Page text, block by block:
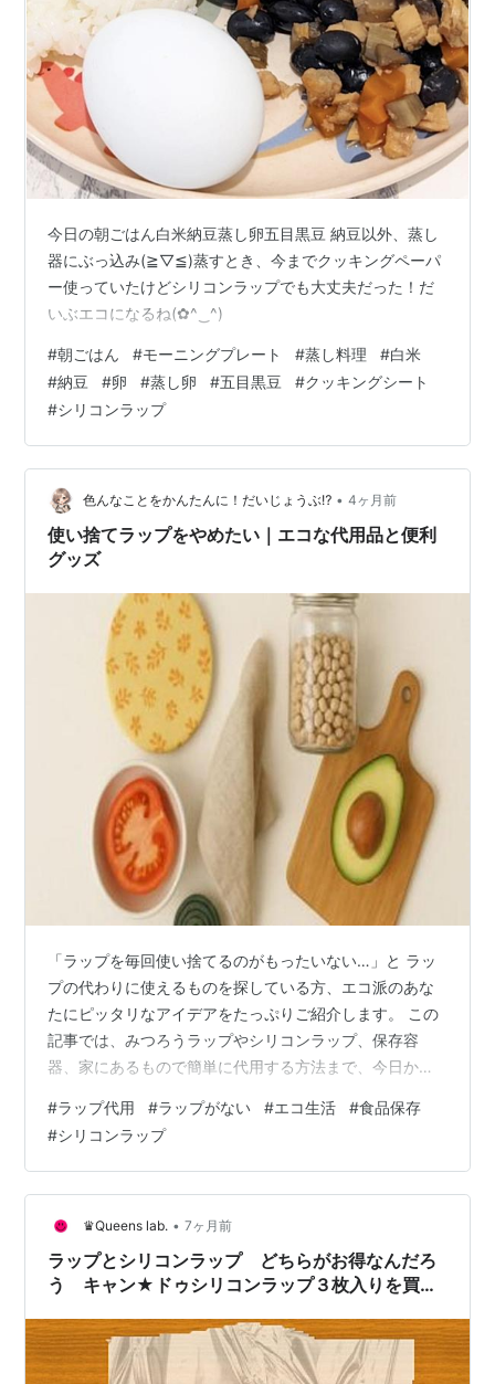
今日の朝ごはん白米納豆蒸し卵五目黒豆 納豆以外、蒸し
器にぶっ込み(⁠≧⁠▽⁠≦⁠)蒸すとき、今までクッキングペーパ
ー使っていたけどシリコンラップでも大丈夫だった！だ
いぶエコになるね(⁠✿⁠^⁠‿⁠^⁠)
#朝ごはん #モーニングプレート #蒸し料理 #白米
#納豆 #卵 #蒸し卵 #五目黒豆 #クッキングシート
#シリコンラップ
色んなことをかんたんに！だいじょうぶ⁉ • 4ヶ月前
使い捨てラップをやめたい｜エコな代用品と便利
グッズ
「ラップを毎回使い捨てるのがもったいない…」と ラッ
プの代わりに使えるものを探している方、エコ派のあな
たにピッタリなアイデアをたっぷりご紹介します。 この
記事では、みつろうラップやシリコンラップ、保存容
器、家にあるもので簡単に代用する方法まで、今日から
減らしたい」「エコな暮らしにシフトしたい」という方
に、実践的なメリット・デメリット、人気アイテムの選
び方、長く続けるコツやQ＆Aもわかりやすくまとめまし
た。 読めばきっと、あなたも気軽にラップ卒業にチャレ
ンジしたくなりますよ。 ぜひ最後までご覧ください！ ラ
ップを毎回使い捨てるのがもったいない……
#ラップ代用 #ラップがない #エコ生活 #食品保存
#シリコンラップ
♛Queens lab. • 7ヶ月前
ラップとシリコンラップ どちらがお得なんだろ
う キャン★ドゥシリコンラップ３枚入りを買っ